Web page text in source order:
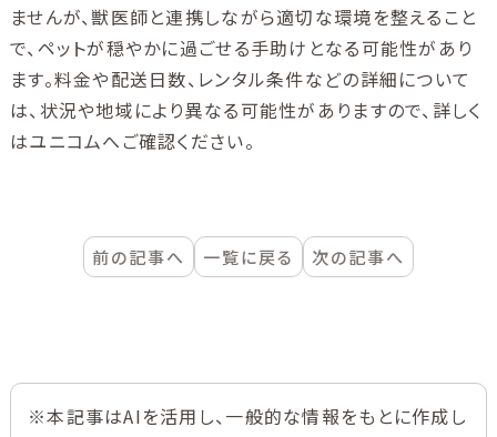
ませんが、獣医師と連携しながら適切な環境を整えること
で、ペットが穏やかに過ごせる手助けとなる可能性があり
ます。料金や配送日数、レンタル条件などの詳細について
は、状況や地域により異なる可能性がありますので、詳しく
はユニコムへご確認ください。
前の記事へ 一覧に戻る 次の記事へ
※本記事はAIを活用し、一般的な情報をもとに作成し